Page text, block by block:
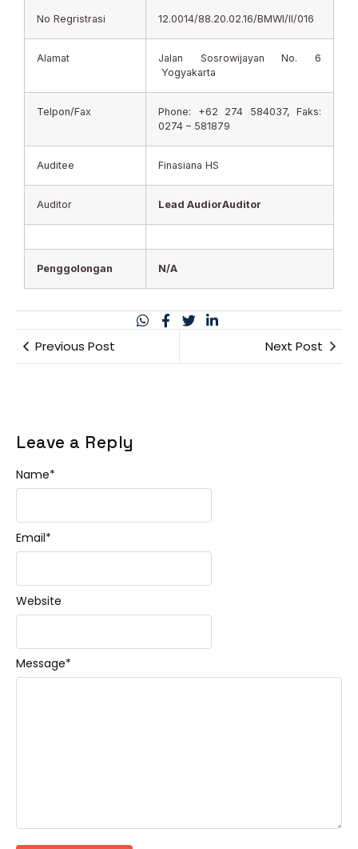
No Regristrasi 12.0014/88.20.02.16/BMWI/II/016
Alamat
Jalan Sosrowijayan No. 6
Yogyakarta
Telpon/Fax
Phone: +62 274 584037, Faks:
0274 – 581879
Auditee Finasiana HS
Auditor Lead AudiorAuditor
Penggolongan N/A
Previous Post Next Post
Leave a Reply
Message*
Name*
Email*
Website